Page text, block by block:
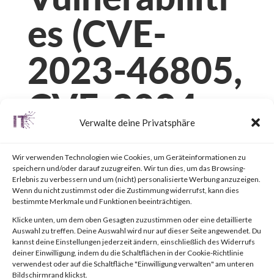
Verwalte deine Privatsphäre
Wir verwenden Technologien wie Cookies, um Geräteinformationen zu
speichern und/oder darauf zuzugreifen. Wir tun dies, um das Browsing-
Erlebnis zu verbessern und um (nicht) personalisierte Werbung anzuzeigen.
Wenn du nicht zustimmst oder die Zustimmung widerrufst, kann dies
bestimmte Merkmale und Funktionen beeinträchtigen.
Klicke unten, um dem oben Gesagten zuzustimmen oder eine detaillierte
Auswahl zu treffen. Deine Auswahl wird nur auf dieser Seite angewendet. Du
kannst deine Einstellungen jederzeit ändern, einschließlich des Widerrufs
deiner Einwilligung, indem du die Schaltflächen in der Cookie-Richtlinie
verwendest oder auf die Schaltfläche "Einwilligung verwalten" am unteren
Bildschirmrand klickst.
es (CVE-
2023-46805,
CVE-2024-
21887, CVE-
2024-21888,
CVE-2024-
21893)